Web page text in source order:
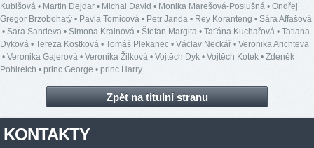
Kubišová • Martin Dejdar • Michal David • Monika Marešová-Poslušná • Ondřej
Gregor Brzobohatý • Pavla Tomicová • Petr Janda • Rey Koranteng • Sára Affašová
• Sara Sandeva • Simona Krainová • Štefan Margita • Taťána Kuchařová • Tatiana
Dyková • Tereza Kostková • Tomáš Plekanec • Václav Neckář • Veronika Arichteva
• Veronika Gajerová • Veronika Žilková • Vojtěch Dyk • Vojtěch Kotek • Zdeněk
Pohlreich • princ George • princ Harry
Zpět na titulní stranu
KONTAKTY